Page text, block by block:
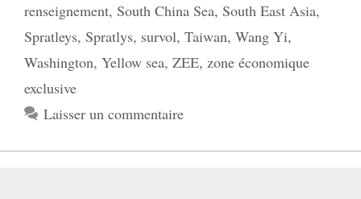
renseignement, South China Sea, South East Asia,
Spratleys, Spratlys, survol, Taiwan, Wang Yi,
Washington, Yellow sea, ZEE, zone économique
exclusive
Laisser un commentaire